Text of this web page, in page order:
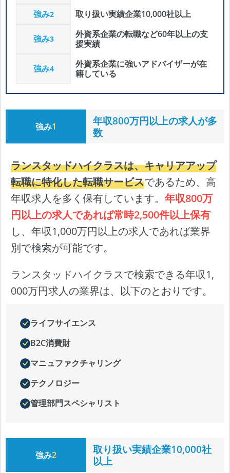
強み2 取り扱い実績企業10,000社以上
強み3
外資系企業の転職など60年以上の支
援実績
強み4
外資系企業に強いアドバイザーが在
籍している
強み1
年収800万円以上の求人が多
数
ランスタッドハイクラスは、キャリアアップ
転職に特化した転職サービスであるため、高
年収求人を多く保有しています。 年収800万
円以上の求人であれば常時2,500件以上保有
し、年収1,000万円以上の求人であれば業界
別で検索が可能です。
ランスタッドハイクラスで検索できる年収1,
000万円求人の業界は、以下のとおりです。
ライフサイエンス
B2C消費財
マニュファクチャリング
テクノロジー
管理部門スペシャリスト
強み2
取り扱い実績企業10,000社
以上